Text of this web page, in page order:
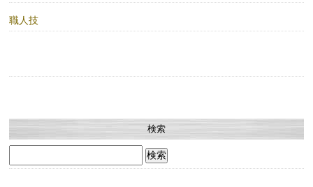
職人技
検索
索: